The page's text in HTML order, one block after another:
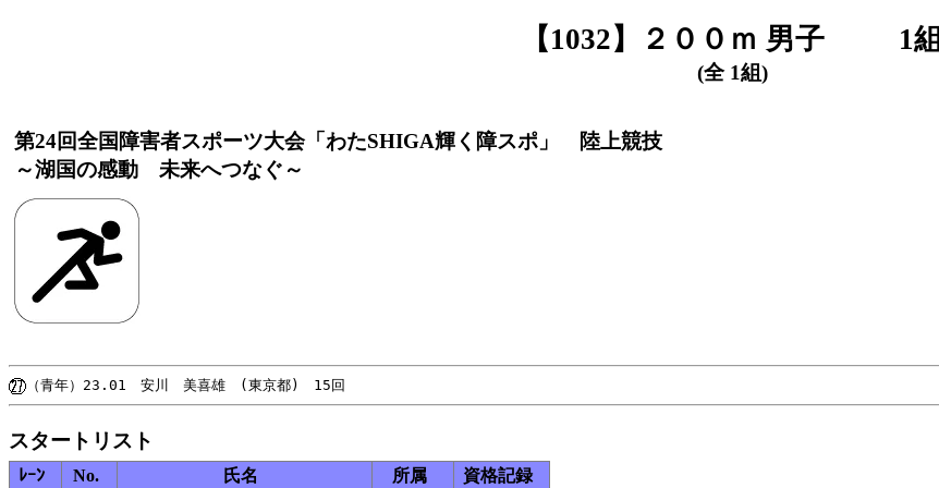
【1032】２００ｍ 男子 1組
(全 1組)
第24回全国障害者スポーツ大会「わたSHIGA輝く障スポ」 陸上競技
～湖国の感動 未来へつなぐ～
スタートリスト
ﾚｰﾝ No. 氏名 所属
資格記録